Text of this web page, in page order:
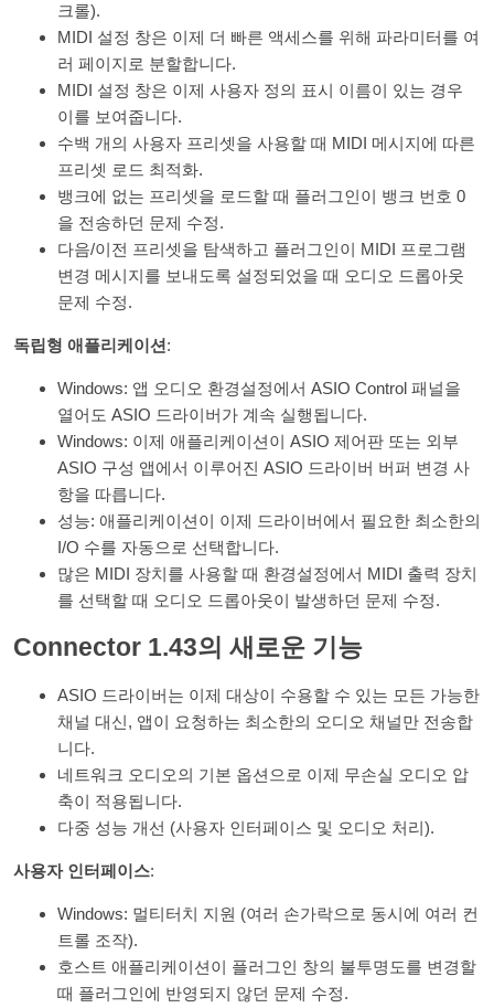
크롤).
MIDI 설정 창은 이제 더 빠른 액세스를 위해 파라미터를 여
러 페이지로 분할합니다.
MIDI 설정 창은 이제 사용자 정의 표시 이름이 있는 경우
이를 보여줍니다.
수백 개의 사용자 프리셋을 사용할 때 MIDI 메시지에 따른
프리셋 로드 최적화.
뱅크에 없는 프리셋을 로드할 때 플러그인이 뱅크 번호 0
을 전송하던 문제 수정.
다음/이전 프리셋을 탐색하고 플러그인이 MIDI 프로그램
변경 메시지를 보내도록 설정되었을 때 오디오 드롭아웃
문제 수정.
독립형 애플리케이션:
Windows: 앱 오디오 환경설정에서 ASIO Control 패널을
열어도 ASIO 드라이버가 계속 실행됩니다.
Windows: 이제 애플리케이션이 ASIO 제어판 또는 외부
ASIO 구성 앱에서 이루어진 ASIO 드라이버 버퍼 변경 사
항을 따릅니다.
성능: 애플리케이션이 이제 드라이버에서 필요한 최소한의
I/O 수를 자동으로 선택합니다.
많은 MIDI 장치를 사용할 때 환경설정에서 MIDI 출력 장치
를 선택할 때 오디오 드롭아웃이 발생하던 문제 수정.
Connector 1.43의 새로운 기능
ASIO 드라이버는 이제 대상이 수용할 수 있는 모든 가능한
채널 대신, 앱이 요청하는 최소한의 오디오 채널만 전송합
니다.
네트워크 오디오의 기본 옵션으로 이제 무손실 오디오 압
축이 적용됩니다.
다중 성능 개선 (사용자 인터페이스 및 오디오 처리).
사용자 인터페이스:
Windows: 멀티터치 지원 (여러 손가락으로 동시에 여러 컨
트롤 조작).
호스트 애플리케이션이 플러그인 창의 불투명도를 변경할
때 플러그인에 반영되지 않던 문제 수정.